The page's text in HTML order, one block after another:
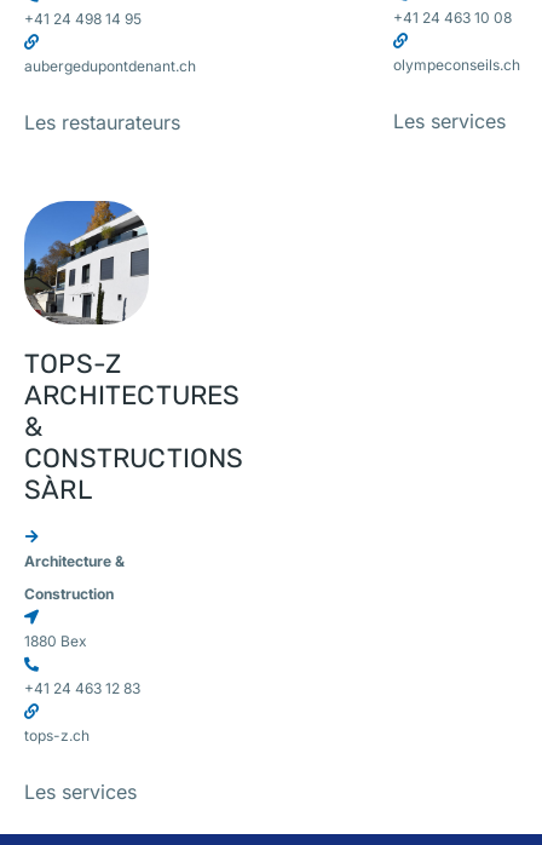
+41 24 498 14 95
aubergedupontdenant.ch
Les restaurateurs
+41 24 463 10 08
olympeconseils.ch
Les services
TOPS-Z
ARCHITECTURES
&
CONSTRUCTIONS
SÀRL
Architecture &
Construction
1880 Bex
+41 24 463 12 83
tops-z.ch
Les services